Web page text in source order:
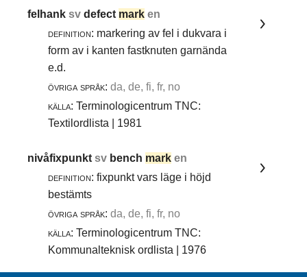
felhanksvdefect mark en
definition: markering av fel i dukvara i
form av i kanten fastknuten garnända
e.d.
övriga språk: da, de, fi, fr, no
källa: Terminologicentrum TNC:
Textilordlista | 1981
nivåfixpunktsv bench mark en
definition: fixpunkt vars läge i höjd
bestämts
övriga språk: da, de, fi, fr, no
källa: Terminologicentrum TNC:
Kommunalteknisk ordlista | 1976